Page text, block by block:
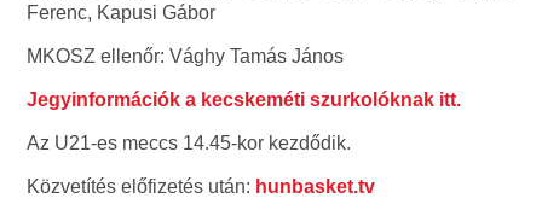
Ferenc, Kapusi Gábor
MKOSZ ellenőr: Vághy Tamás János
Jegyinformációk a kecskeméti szurkolóknak itt.
Az U21-es meccs 14.45-kor kezdődik.
Közvetítés előfizetés után: hunbasket.tv